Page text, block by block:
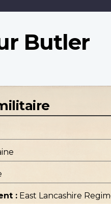
Butler
: East Lancashire